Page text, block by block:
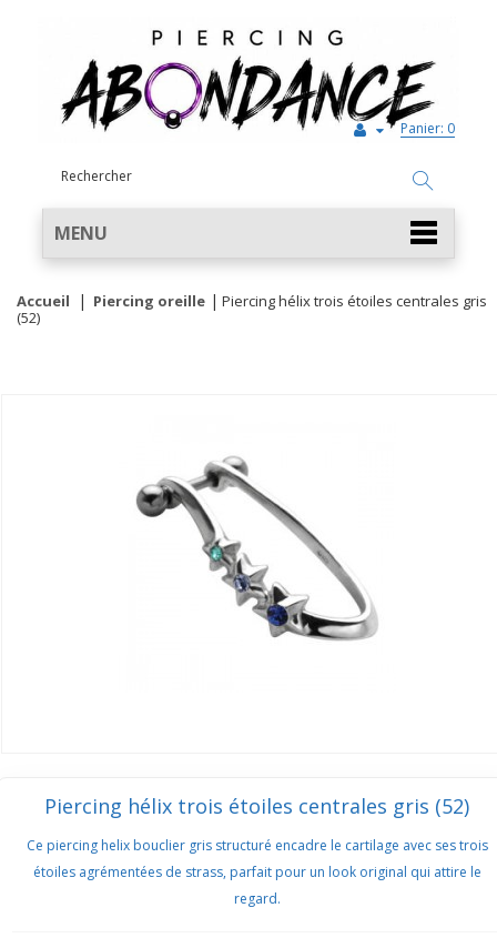
Panier: 0
MENU
Accueil Piercing oreille
Piercing hélix trois étoiles centrales gris
(52)
Piercing hélix trois étoiles centrales gris (52)
Ce piercing helix bouclier gris structuré encadre le cartilage avec ses trois
étoiles agrémentées de strass, parfait pour un look original qui attire le
regard.